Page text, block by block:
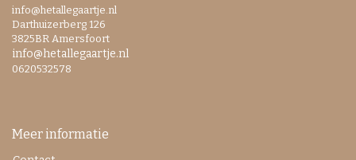
info@hetallegaartje.nl
Darthuizerberg 126
3825BR Amersfoort
info@hetallegaartje.nl
0620532578
Meer informatie